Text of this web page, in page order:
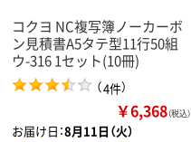
コクヨ NC複写簿ノーカーボ
ン見積書A5タテ型11行50組
ウ-316 1セット(10冊)
（4件）
￥6,368（税込）
お届け日：8月11日（火）